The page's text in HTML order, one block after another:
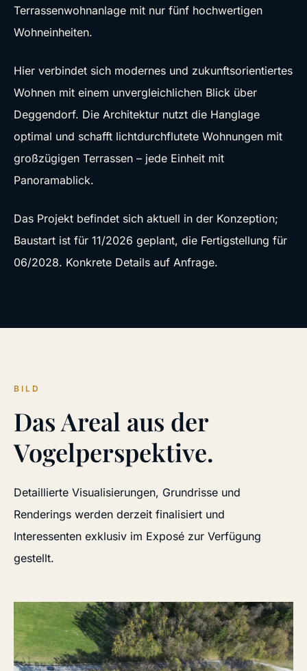
Terrassenwohnanlage mit nur fünf hochwertigen
Wohneinheiten.
Hier verbindet sich modernes und zukunftsorientiertes
Wohnen mit einem unvergleichlichen Blick über
Deggendorf. Die Architektur nutzt die Hanglage
optimal und schafft lichtdurchflutete Wohnungen mit
großzügigen Terrassen – jede Einheit mit
Panoramablick.
Das Projekt befindet sich aktuell in der Konzeption;
Baustart ist für 11/2026 geplant, die Fertigstellung für
06/2028. Konkrete Details auf Anfrage.
BILD
Das Areal aus der
Vogelperspektive.
Detaillierte Visualisierungen, Grundrisse und
Renderings werden derzeit finalisiert und
Interessenten exklusiv im Exposé zur Verfügung
gestellt.